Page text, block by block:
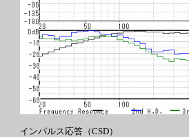
インパルス応答（CSD）